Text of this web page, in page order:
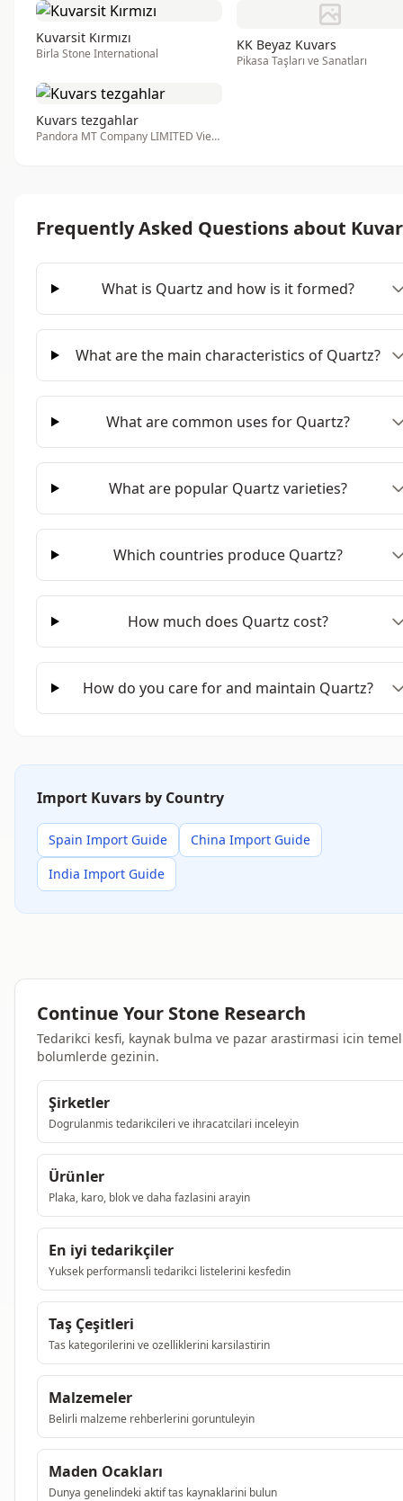
Kuvarsit Kırmızı
Birla Stone International
KK Beyaz Kuvars
Pikasa Taşları ve Sanatları
Kuvars tezgahlar
Pandora MT Company LIMITED Vietnam
Frequently Asked Questions about
What is Quartz and how is it formed?
What are the main characteristics of Quartz?
What are common uses for Quartz?
What are popular Quartz varieties?
Which countries produce Quartz?
How much does Quartz cost?
How do you care for and maintain Quartz?
Import Kuvars by Country
Spain Import Guide
China Import Guide
India Import Guide
Continue Your Stone Research
Tedarikci kesfi, kaynak bulma ve pazar arastirmasi icin temel
bolumlerde gezinin.
Şirketler
Dogrulanmis tedarikcileri ve ihracatcilari inceleyin
Ürünler
Plaka, karo, blok ve daha fazlasini arayin
En iyi tedarikçiler
Yuksek performansli tedarikci listelerini kesfedin
Taş Çeşitleri
Tas kategorilerini ve ozelliklerini karsilastirin
Malzemeler
Belirli malzeme rehberlerini goruntuleyin
Maden Ocakları
Dunya genelindeki aktif tas kaynaklarini bulun